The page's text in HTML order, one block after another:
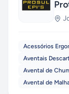
Acessórios
Aventais
Avental de
Avental de